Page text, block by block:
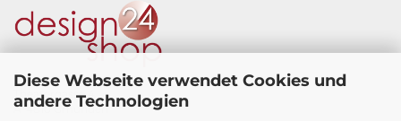
Diese Webseite verwendet Cookies und
andere Technologien
Theatergasse 4
A-4810 Gmunden